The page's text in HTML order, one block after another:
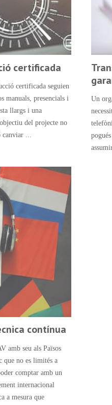
certificada
certificada seguien
manuals, presencials i
llargs i una
del projecte no
canviar ...
Un
contínua
amb seu als Països
que no es limités a
comptar amb un
internacional
a mesura que